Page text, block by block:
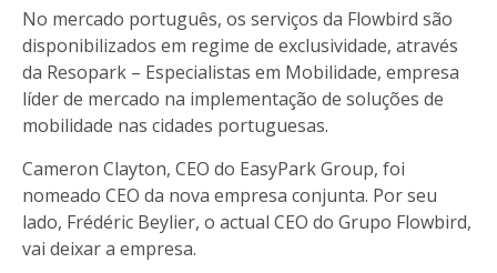
No mercado português, os serviços da Flowbird são
disponibilizados em regime de exclusividade, através
da Resopark – Especialistas em Mobilidade, empresa
líder de mercado na implementação de soluções de
mobilidade nas cidades portuguesas.
Cameron Clayton, CEO do EasyPark Group, foi
nomeado CEO da nova empresa conjunta. Por seu
lado, Frédéric Beylier, o actual CEO do Grupo Flowbird,
vai deixar a empresa.